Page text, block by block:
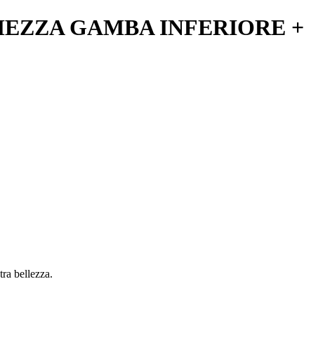
GAMBA INFERIORE +
bellezza.